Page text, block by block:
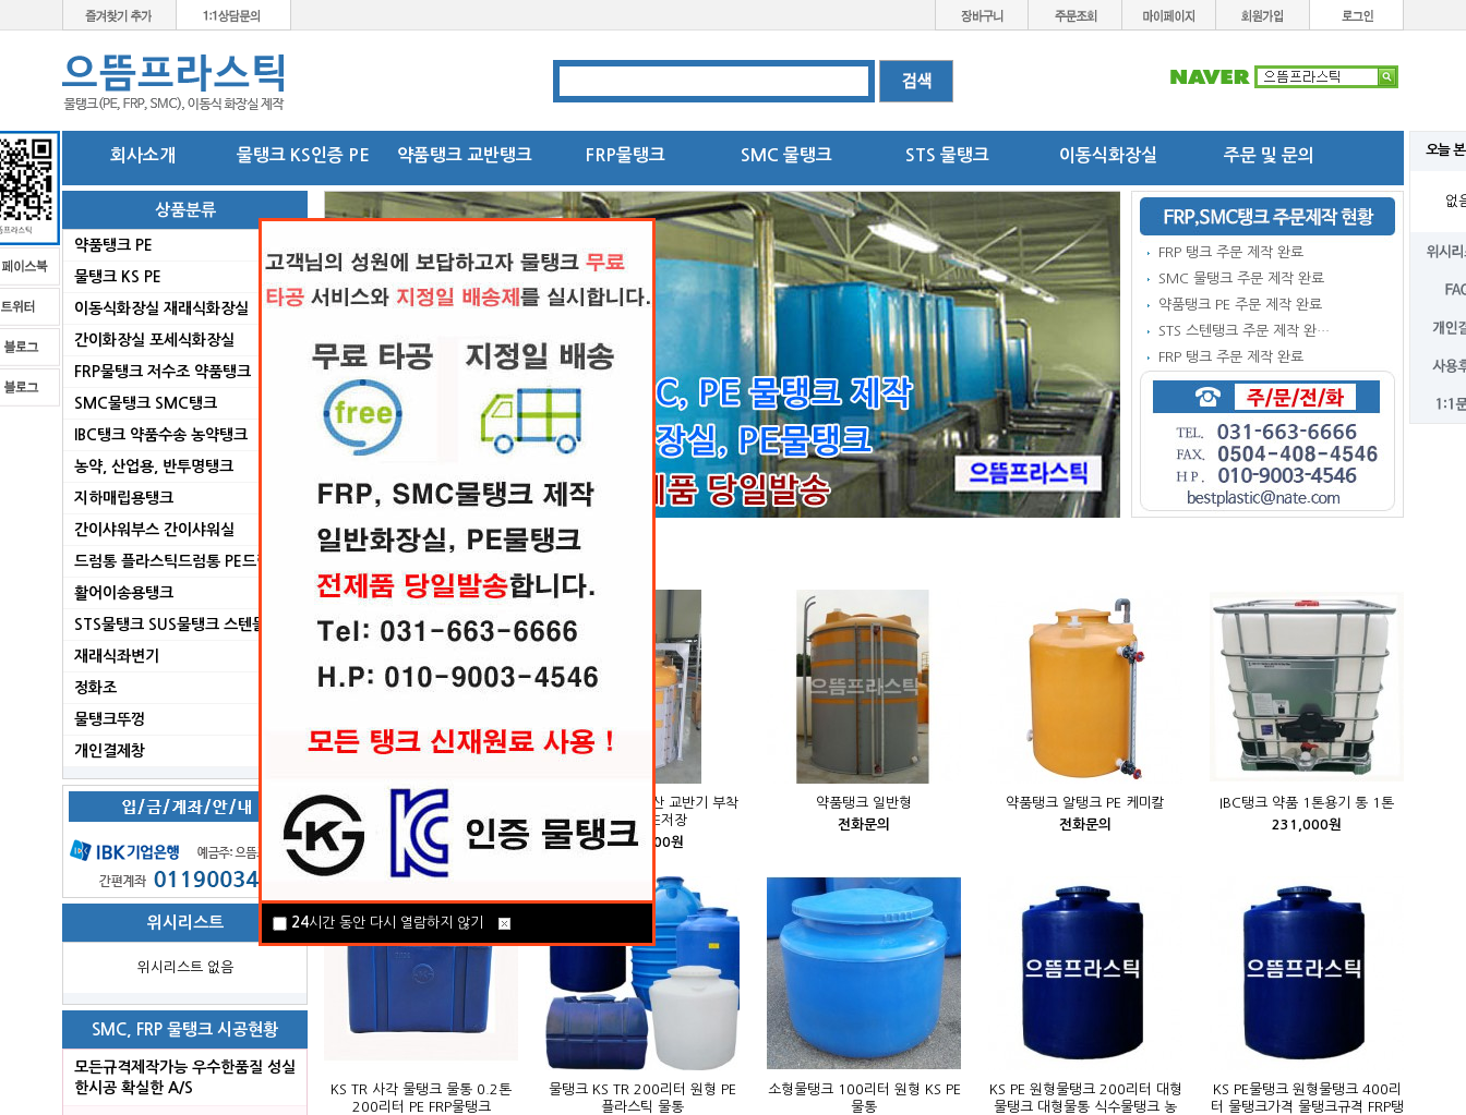
24시간 동안 다시 열람하지 않기
오늘
없
회사소개 물탱크 KS인증 PE 약품탱크 교반탱크 FRP물탱크 SMC 물탱크 STS 물탱크 이동식화장실 주문 및 문의
상품분류
약품탱크 PE
물탱크 KS PE
이동식화장실 재래식화장실
간이화장실 포세식화장실
FRP물탱크 저수조 약품탱크
SMC물탱크 SMC탱크
IBC탱크 약품수송 농약탱크
농약, 산업용, 반투명탱크
지하매립용탱크
간이샤워부스 간이샤워실
드럼통 플라스틱드럼통 PE드럼통
활어이송용탱크
STS물탱크 SUS물탱크 스텐물탱크
재래식좌변기
정화조
물탱크뚜껑
개인결제창
위시리스트
위시리스트 없음
SMC, FRP 물탱크 시공현황
모든규격제작가능 우수한품질 성실
한시공 확실한 A/S
FRP 탱크 주문 제작 완료
SMC 물탱크 주문 제작 완료
약품탱크 PE 주문 제작 완료
STS 스텐탱크 주문 제작 완…
FRP 탱크 주문 제작 완료
으뜸프라스틱 히트상품 모음
약품탱크 완전배출형
전화문의
약품 탱크 화학 내산 교반기 부착
형 대형 PE저장
1,250,000원
약품탱크 일반형
전화문의
약품탱크 알탱크 PE 케미칼
전화문의
IBC탱크 약품 1톤용기 통 1톤
231,000원
KS TR 사각 물탱크 물통 0.2톤
200리터 PE FRP물탱크
물탱크 KS TR 200리터 원형 PE
플라스틱 물통
소형물탱크 100리터 원형 KS PE
물통
KS PE 원형물탱크 200리터 대형
물탱크 대형물통 식수물탱크 농
KS PE물탱크 원형물탱크 400리
터 물탱크가격 물탱크규격 FRP탱